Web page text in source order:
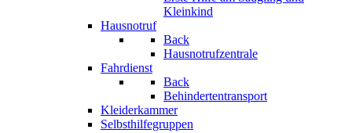
Kleinkind
Hausnotruf
Back
Hausnotrufzentrale
Fahrdienst
Back
Behindertentransport
Kleiderkammer
Selbsthilfegruppen